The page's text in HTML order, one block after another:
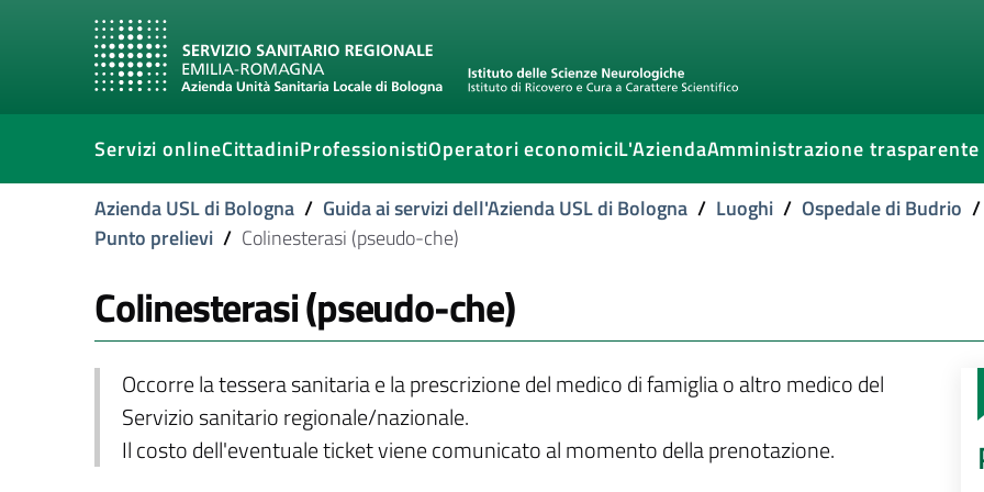
Servizi onlineCittadiniProfessionistiOperatori economiciL'AziendaAmministrazione trasparente
Azienda USL di Bologna / Guida ai servizi dell'Azienda USL di Bologna / Luoghi / Ospedale di Budrio /
Punto prelievi / Colinesterasi (pseudo-che)
Colinesterasi (pseudo-che)
Occorre la tessera sanitaria e la prescrizione del medico di famiglia o altro medico del
Servizio sanitario regionale/nazionale.
Il costo dell'eventuale ticket viene comunicato al momento della prenotazione.